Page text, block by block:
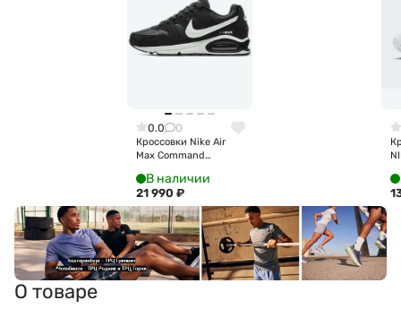
0.0 0
Кроссовки Nike Air
Max Command
В наличии
21 990 ₽
О товаре